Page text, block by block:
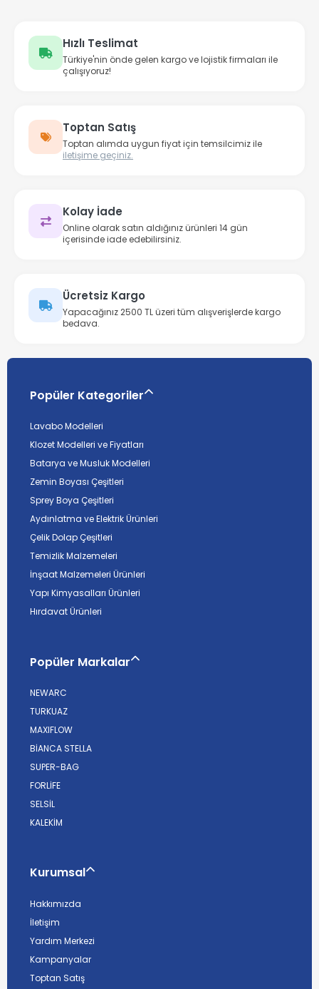
Hızlı Teslimat
Türkiye'nin önde gelen kargo ve lojistik firmaları ile
çalışıyoruz!
Toptan Satış
Toptan alımda uygun fiyat için temsilcimiz ile
iletişime geçiniz.
Kolay İade
Online olarak satın aldığınız ürünleri 14 gün
içerisinde iade edebilirsiniz.
Ücretsiz Kargo
Yapacağınız 2500 TL üzeri tüm alışverişlerde kargo
bedava.
Popüler Kategoriler
Lavabo Modelleri
Klozet Modelleri ve Fiyatları
Batarya ve Musluk Modelleri
Zemin Boyası Çeşitleri
Sprey Boya Çeşitleri
Aydınlatma ve Elektrik Ürünleri
Çelik Dolap Çeşitleri
Temizlik Malzemeleri
İnşaat Malzemeleri Ürünleri
Yapı Kimyasalları Ürünleri
Hırdavat Ürünleri
Popüler Markalar
NEWARC
TURKUAZ
MAXIFLOW
BİANCA STELLA
SUPER-BAG
FORLİFE
SELSİL
KALEKİM
Kurumsal
Hakkımızda
İletişim
Yardım Merkezi
Kampanyalar
Toptan Satış